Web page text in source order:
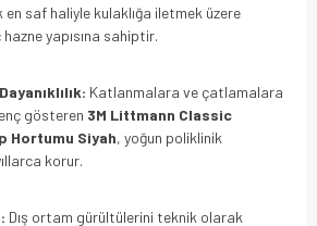
saf haliyle kulaklığa iletmek üzere
yapısına sahiptir.
Katlanmalara ve çatlamalara
gösteren 3M Littmann Classic
Hortumu Siyah, yoğun poliklinik
korur.
Dış ortam gürültülerini teknik olarak